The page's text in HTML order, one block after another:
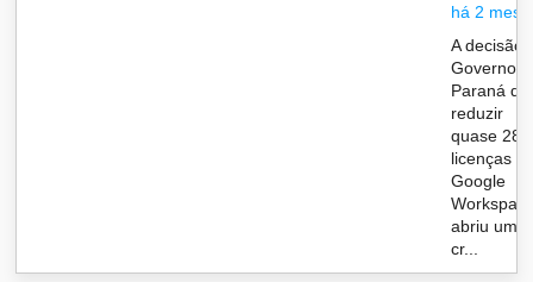
há 2
A decisão
Governo
Paraná de
reduzir
quase 28
licenças
Google
abriu uma
cr...